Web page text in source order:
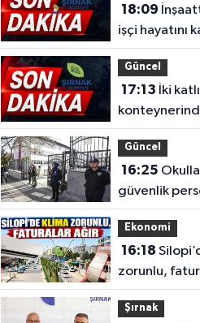
18:09
işçi hayatını
Güncel
17:13
Güncel
16:25
güvenlik
alınacak
Ekonomi
16:18
zorunlu,
Şırnak